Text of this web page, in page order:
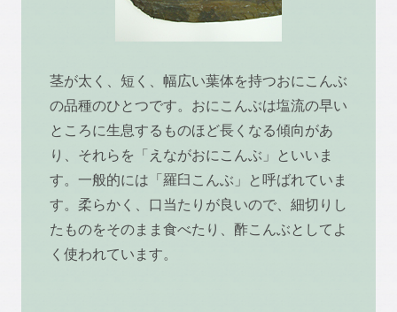
茎が太く、短く、幅広い葉体を持つおにこんぶ
の品種のひとつです。おにこんぶは塩流の早い
ところに生息するものほど長くなる傾向があ
り、それらを「えながおにこんぶ」といいま
す。一般的には「羅臼こんぶ」と呼ばれていま
す。柔らかく、口当たりが良いので、細切りし
たものをそのまま食べたり、酢こんぶとしてよ
く使われています。